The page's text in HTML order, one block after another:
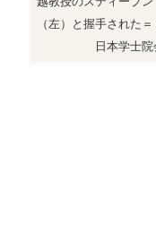
（左）と握手された
日本学士院